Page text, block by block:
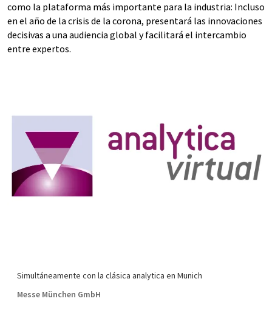
como la plataforma más importante para la industria: Incluso
en el año de la crisis de la corona, presentará las innovaciones
decisivas a una audiencia global y facilitará el intercambio
entre expertos.
Simultáneamente con la clásica analytica en Munich
Messe München GmbH